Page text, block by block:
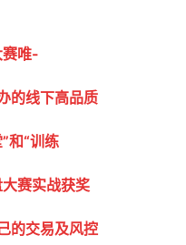
赛唯-
的线下高品质
和“训练
赛实战获奖
的交易及风控